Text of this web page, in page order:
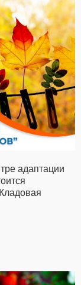
адаптации